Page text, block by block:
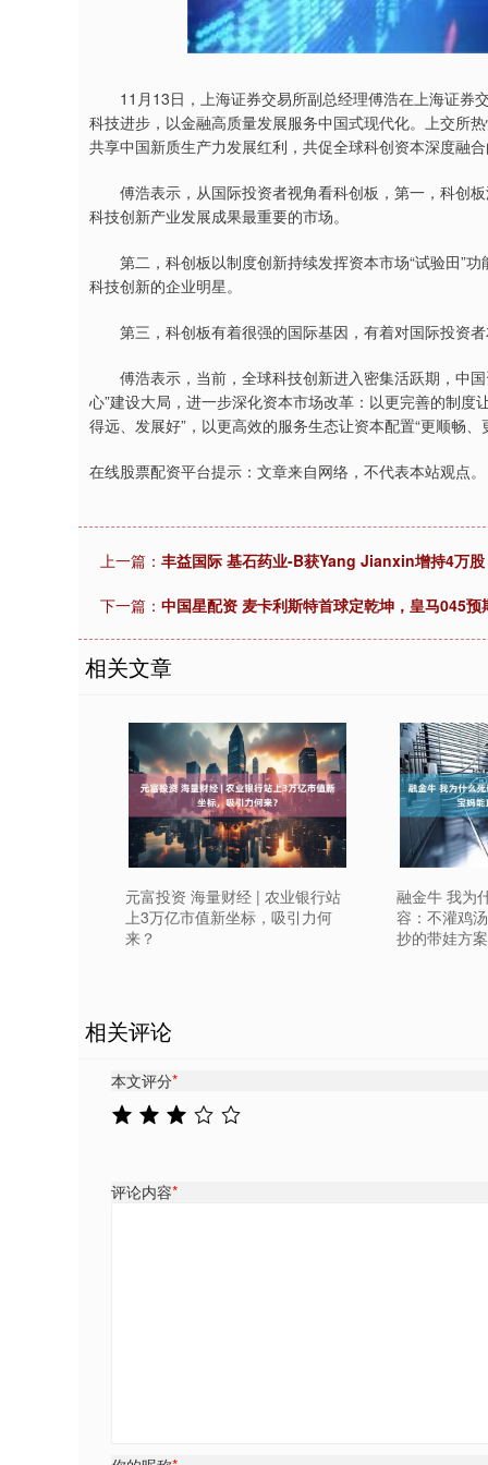
11月13日，上海证券交易所副总经理傅浩在上海证券
科技进步，以金融高质量发展服务中国式现代化。上交所
共享中国新质生产力发展红利，共促全球科创资本深度融
傅浩表示，从国际投资者视角看科创板，第一，科创板
科技创新产业发展成果最重要的市场。
第二，科创板以制度创新持续发挥资本市场“试验田”功
科技创新的企业明星。
第三，科创板有着很强的国际基因，有着对国际投资
傅浩表示，当前，全球科技创新进入密集活跃期，中国
心”建设大局，进一步深化资本市场改革：以更完善的制度
得远、发展好”，以更高效的服务生态让资本配置“更顺畅、
在线股票配资平台提示：文章来自网络，不代表本站观点。
上一篇： 丰益国际 基石药业-B获Yang Jianxin增持4万
下一篇： 中国星配资 麦卡利斯特首球定乾坤，皇马045
相关文章
元富投资 海量财经 | 农业银行站
上3万亿市值新坐标，吸引力何
来？
融金牛 我为
容：不灌鸡
抄的带娃方案
相关评论
本文评分*
评论内容*
深证成指 14311.01 200.89